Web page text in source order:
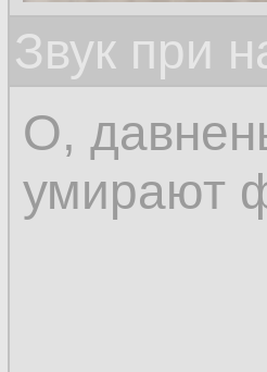
Звук при
О,
умирают